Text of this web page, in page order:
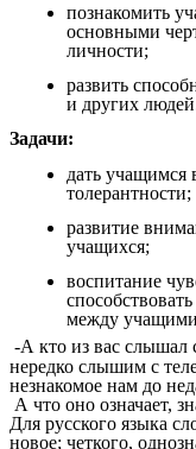
познакомить
основными
личности;
развить
и других
Задачи:
дать учащимся
толерантности;
развитие
учащихся;
воспитание
между
-А кто из вас слышал
нередко слышим с
незнакомое нам до
А что оно означает,
Для русского языка
новое; четкого,